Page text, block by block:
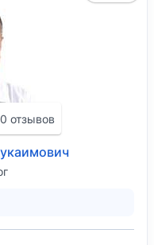
0 отзывов